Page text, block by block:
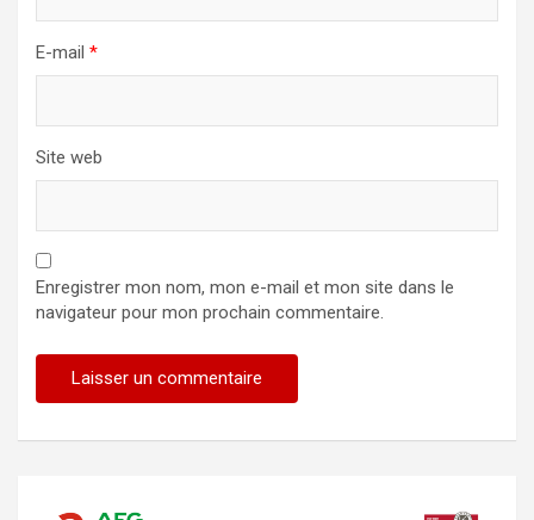
E-mail *
Site web
Enregistrer mon nom, mon e-mail et mon site dans le
navigateur pour mon prochain commentaire.